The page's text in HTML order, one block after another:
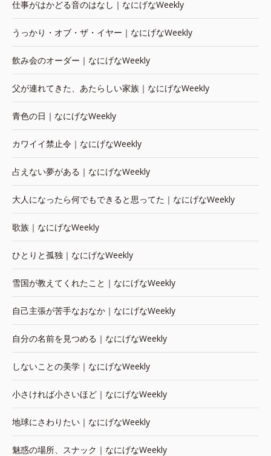
仕事がはかどる音のはなし｜なにげなWeekly
うっかり・オブ・ザ・イヤー｜なにげなWeekly
飲み会のオーダー｜なにげなWeekly
父が連れてきた、あたらしい家族｜なにげなWeekly
青色の日｜なにげなWeekly
カワイイ禁止令｜なにげなWeekly
占えない夢がある｜なにげなWeekly
大人になったら何でもできると思ってた｜なにげなWeekly
歌族｜なにげなWeekly
ひとりと孤独｜なにげなWeekly
雪国が教えてくれたこと｜なにげなWeekly
自己主張が苦手なおなか｜なにげなWeekly
自分の名前を見つめる｜なにげなWeekly
しないことの美学｜なにげなWeekly
小さければ小さいほど｜なにげなWeekly
地球にさわりたい｜なにげなWeekly
魅惑の場所、スナック｜なにげなWeekly